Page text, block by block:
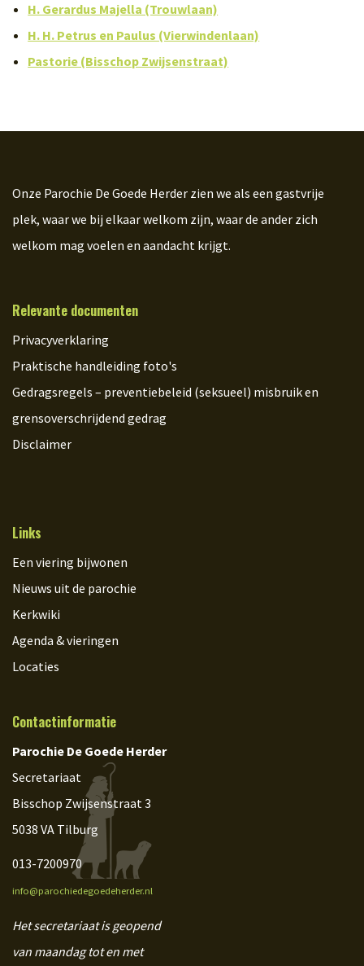
H. Gerardus Majella (Trouwlaan)
H. H. Petrus en Paulus (Vierwindenlaan)
Pastorie (Bisschop Zwijsenstraat)
Onze Parochie De Goede Herder zien we als een gastvrije
plek, waar we bij elkaar welkom zijn, waar de ander zich
welkom mag voelen en aandacht krijgt.
Relevante documenten
Privacyverklaring
Praktische handleiding foto's
Gedragsregels – preventiebeleid (seksueel) misbruik en
grensoverschrijdend gedrag
Disclaimer
Links
Een viering bijwonen
Nieuws uit de parochie
Kerkwiki
Agenda & vieringen
Locaties
Contactinformatie
Parochie De Goede Herder
Secretariaat
Bisschop Zwijsenstraat 3
5038 VA Tilburg
013-7200970
info@parochiedegoedeherder.nl
Het secretariaat is geopend
van maandag tot en met